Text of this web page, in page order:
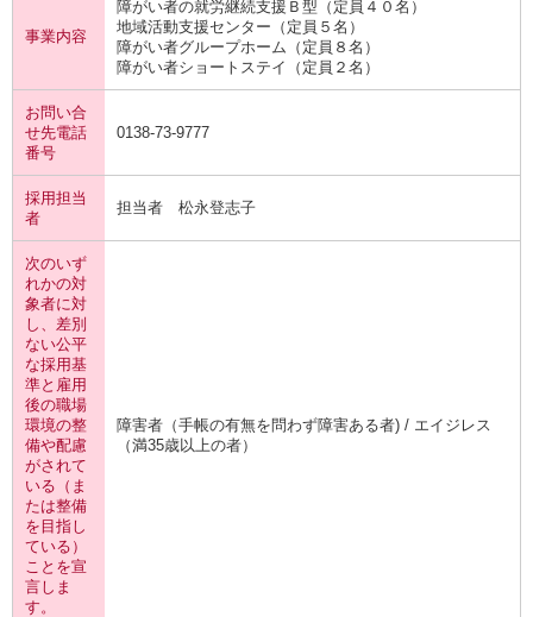
事業内容
障がい者の就労継続支援Ｂ型（定員４０名）
地域活動支援センター（定員５名）
障がい者グループホーム（定員８名）
障がい者ショートステイ（定員２名）
お問い合
せ先電話
番号
0138-73-9777
採用担当
者
担当者 松永登志子
次のいず
れかの対
象者に対
し、差別
ない公平
な採用基
準と雇用
後の職場
環境の整
備や配慮
がされて
いる（ま
たは整備
を目指し
ている）
ことを宣
言しま
す。
障害者（手帳の有無を問わず障害ある者) / エイジレス
（満35歳以上の者）